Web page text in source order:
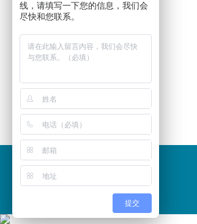
线，请填写一下您的信息，我们会
尽快和您联系。
提交